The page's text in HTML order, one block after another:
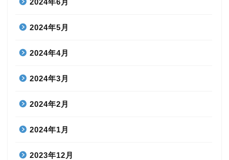
2024年5月
2024年4月
2024年3月
2024年2月
2024年1月
2023年12月